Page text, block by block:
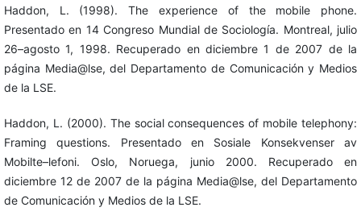
Haddon, L. (1998). The experience of the mobile phone.
Presentado en 14 Congreso Mundial de Sociología. Montreal, julio
26–agosto 1, 1998. Recuperado en diciembre 1 de 2007 de la
página Media@lse, del Departamento de Comunicación y Medios
de la LSE.
Haddon, L. (2000). The social consequences of mobile telephony:
Framing questions. Presentado en Sosiale Konsekvenser av
Mobilte–lefoni. Oslo, Noruega, junio 2000. Recuperado en
diciembre 12 de 2007 de la página Media@lse, del Departamento
de Comunicación y Medios de la LSE.